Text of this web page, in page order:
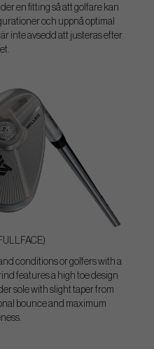
en fitting så att golfare kan
och uppnå optimal
inte avsedd att justeras efter
conditions or golfers with a
features a high toe design
sole with slight taper from
bounce and maximum